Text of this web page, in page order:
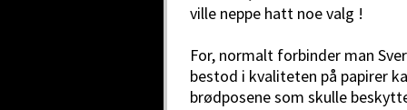
ville neppe hatt noe valg !
For, normalt forbinder man
bestod i kvaliteten på papirer
brødposene som skulle